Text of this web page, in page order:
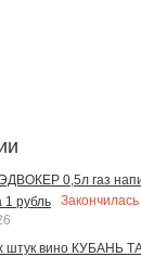
0,5л газ
рубль
Закончилась
х штук вино